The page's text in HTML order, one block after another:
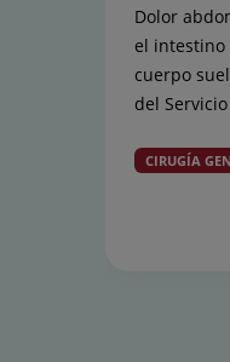
Dolor
el intestino
cuerpo
del
CIRUGÍA